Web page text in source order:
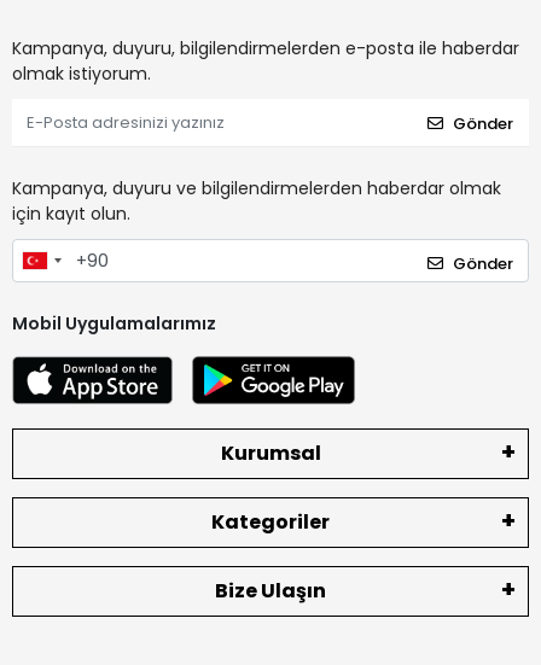
Kampanya, duyuru, bilgilendirmelerden e-posta ile haberdar
olmak istiyorum.
Gönder
Kampanya, duyuru ve bilgilendirmelerden haberdar olmak
için kayıt olun.
Gönder
Mobil Uygulamalarımız
Kurumsal
Kategoriler
Bize Ulaşın